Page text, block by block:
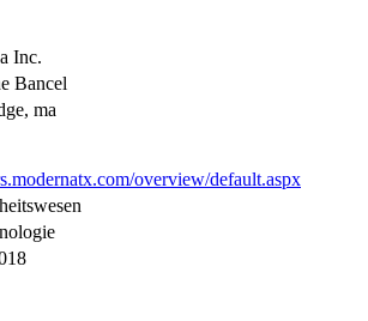
Inc.
Bancel
ma
overview/default.aspx